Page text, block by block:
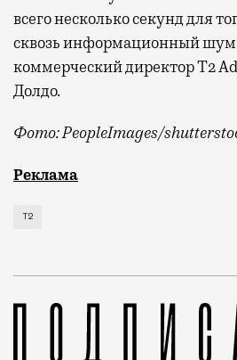
всего несколько секунд для
сквозь информационный
коммерческий директор Т2
Долдо.
Фото: PeopleImages/
Мобильный оператор Т2
Реклама
Т2